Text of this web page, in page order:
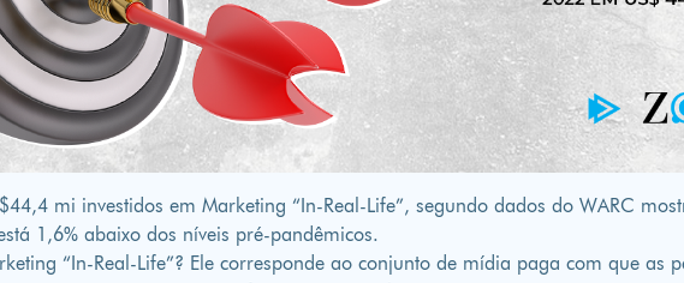
mi investidos em Marketing “In-Real-Life”, segundo dados do WARC
1,6% abaixo dos níveis pré-pandêmicos.
“In-Real-Life”? Ele corresponde ao conjunto de mídia paga com que as